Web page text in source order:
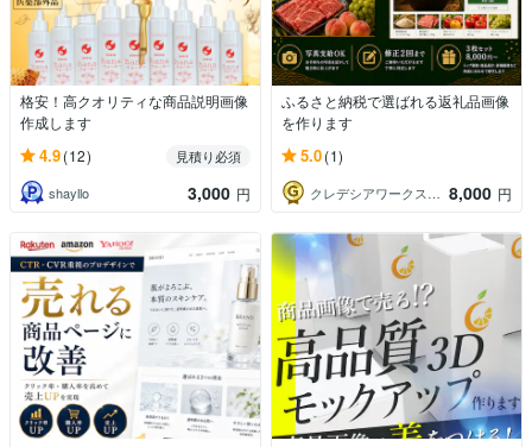
格安！高クオリティな商品説明画像
作成します
4.9(12)
見積り必須
shayllo
3,000 円
ふるさと納税で選ばれる返礼品画像
を作ります
5.0(1)
クレデシアワークス｜EC改善・業務効率化 8,000 円